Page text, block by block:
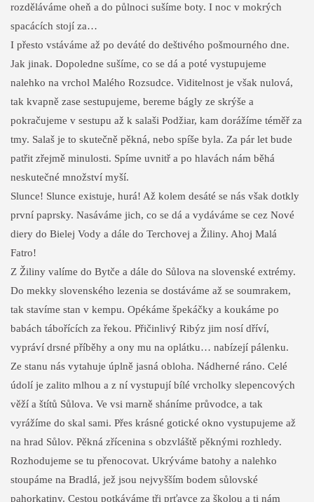
rozděláváme oheň a do půlnoci sušíme boty. I noc v mokrých
spacácích stojí za…
I přesto vstáváme až po deváté do deštivého pošmourného dne.
Jak jinak. Dopoledne sušíme, co se dá a poté vystupujeme
nalehko na vrchol Malého Rozsudce. Viditelnost je však nulová,
tak kvapně zase sestupujeme, bereme bágly ze skrýše a
pokračujeme v sestupu až k salaši Podžiar, kam dorážíme téměř za
tmy. Salaš je to skutečně pěkná, nebo spíše byla. Za pár let bude
patřit zřejmě minulosti. Spíme uvnitř a po hlavách nám běhá
neskutečné množství myší.
Slunce! Slunce existuje, hurá! Až kolem desáté se nás však dotkly
první paprsky. Nasáváme jich, co se dá a vydáváme se cez Nové
diery do Bielej Vody a dále do Terchovej a Žiliny. Ahoj Malá
Fatro!
Z Žiliny valíme do Bytče a dále do Sůlova na slovenské extrémy.
Do mekky slovenského lezenia se dostáváme až se soumrakem,
tak stavíme stan v kempu. Opékáme špekáčky a koukáme po
babách tábořících za řekou. Přičinlivý Ribýz jim nosí dříví,
vypráví drsné příběhy a ony mu na oplátku… nabízejí pálenku.
Ze stanu nás vytahuje úplně jasná obloha. Nádherné ráno. Celé
údolí je zalito mlhou a z ní vystupují bílé vrcholky slepencových
věží a štítů Sůlova. Ve vsi marně sháníme průvodce, a tak
vyrážíme do skal sami. Přes krásné gotické okno vystupujeme až
na hrad Sůlov. Pěkná zřícenina s obzvláště pěknými rozhledy.
Rozhodujeme se tu přenocovat. Ukrýváme batohy a nalehko
stoupáme na Bradlá, jež jsou nejvyšším bodem sůlovské
pahorkatiny. Cestou potkáváme tři prťavce za školou a ti nám